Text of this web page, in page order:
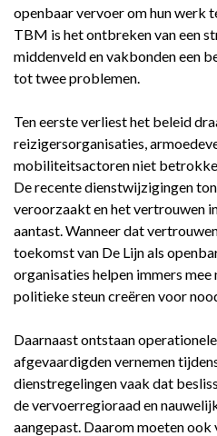
openbaar vervoer om hun werk
TBM is het ontbreken van een
middenveld en vakbonden een
tot twee problemen.
Ten eerste verliest het beleid
reizigersorganisaties,
mobiliteitsactoren niet
De recente dienstwijzigingen
veroorzaakt en het vertrouwen
aantast. Wanneer dat
toekomst van De Lijn als
organisaties helpen immers
politieke steun creëren voor
Daarnaast ontstaan
afgevaardigden vernemen
dienstregelingen vaak dat
de vervoerregioraad en
aangepast. Daarom moeten